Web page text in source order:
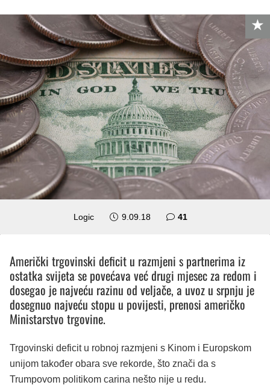
Logic 9.09.18 41
Američki trgovinski deficit u razmjeni s partnerima iz
ostatka svijeta se povećava već drugi mjesec za redom i
dosegao je najveću razinu od veljače, a uvoz u srpnju je
dosegnuo najveću stopu u povijesti, prenosi američko
Ministarstvo trgovine.
Trgovinski deficit u robnoj razmjeni s Kinom i Europskom
unijom također obara sve rekorde, što znači da s
Trumpovom politikom carina nešto nije u redu.